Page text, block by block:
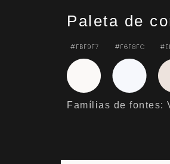
Paleta de
Famílias de fontes: